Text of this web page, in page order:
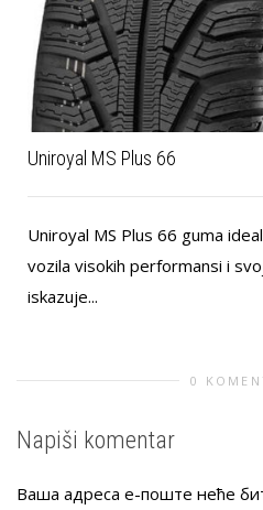
Uniroyal MS Plus 66
Uniroyal MS Plus 66 guma
vozila visokih performansi i
iskazuje...
0
Napiši komentar
Ваша адреса е-поште неће